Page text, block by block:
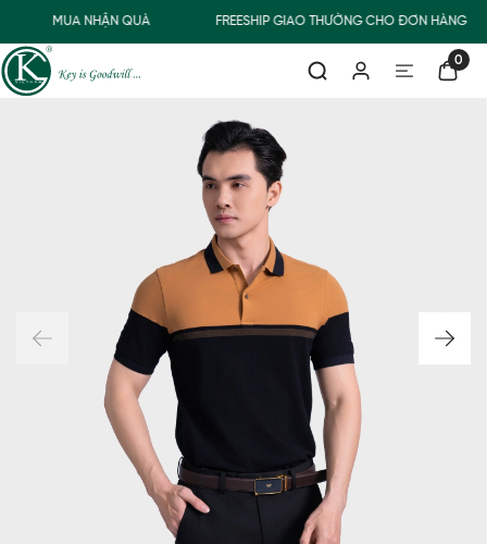
MUA NHẬN QUÀ FREESHIP GIAO THƯỜNG CHO ĐƠN HÀNG
0